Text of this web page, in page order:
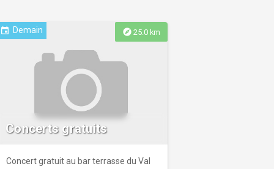
explore 25.0 km
event Demain
Concerts gratuits
Concert gratuit au bar terrasse du Val